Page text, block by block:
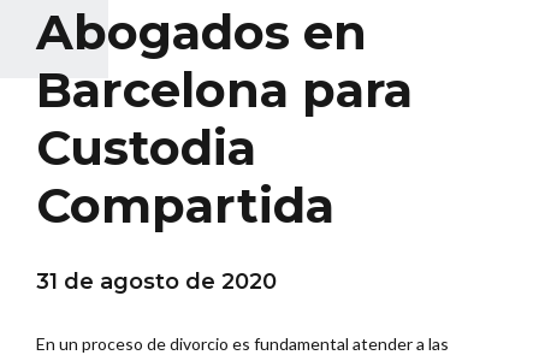
Abogados en
Barcelona para
Custodia
Compartida
31 de agosto de 2020
En un proceso de divorcio es fundamental atender a las